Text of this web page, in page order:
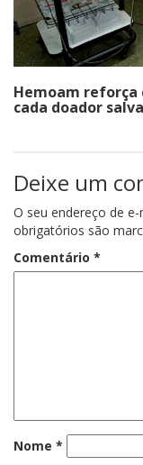
Hemoam reforça
cada doador
Deixe um
O seu endereço de
obrigatórios são
Comentário *
Nome *